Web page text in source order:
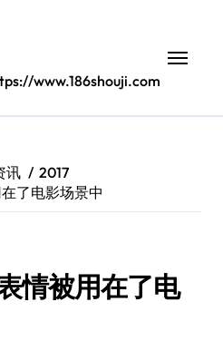
www.186shouji.com
讯
2017
了电影场景中
情被用在了电